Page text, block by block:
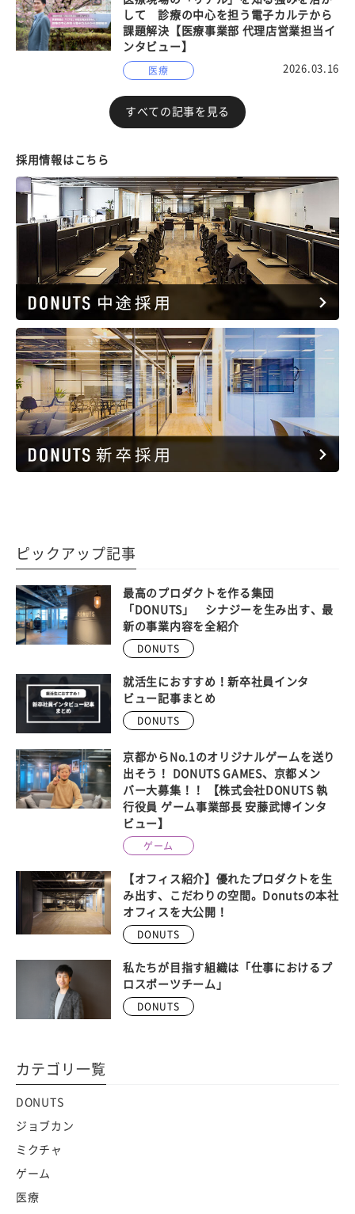
医療 2026.03.16
して 診療の中心を担う電子カルテから
課題解決【医療事業部 代理店営業担当イ
ンタビュー】
すべての記事を見る
採用情報はこちら
ピックアップ記事
最高のプロダクトを作る集団
「DONUTS」 シナジーを生み出す、最
新の事業内容を全紹介
DONUTS
就活生におすすめ！新卒社員インタ
ビュー記事まとめ
DONUTS
京都からNo.1のオリジナルゲームを送り
出そう！ DONUTS GAMES、京都メン
バー大募集！！ 【株式会社DONUTS 執
行役員 ゲーム事業部長 安藤武博インタ
ビュー】
ゲーム
【オフィス紹介】優れたプロダクトを生
み出す、こだわりの空間。Donutsの本社
オフィスを大公開！
DONUTS
私たちが目指す組織は「仕事におけるプ
ロスポーツチーム」
DONUTS
カテゴリ一覧
DONUTS
ジョブカン
ミクチャ
ゲーム
医療